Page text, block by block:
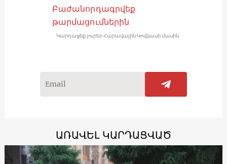
Բաժանորդագրվեք
թարմացումներին
Կարդացեք լուրեր Հարավային Կովկասի մասին
ԱՌԱՎԵԼ ԿԱՐԴԱՑՎԱԾ